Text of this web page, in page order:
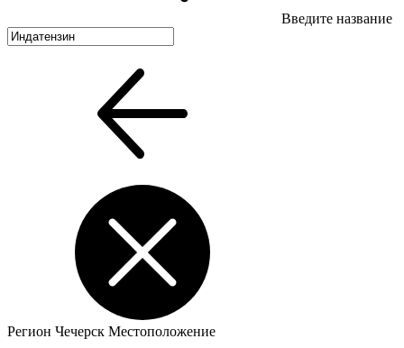
Введите название
Регион Чечерск Местоположение